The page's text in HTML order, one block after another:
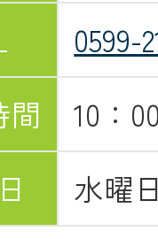
店舗
0599-
間
10：
水曜日